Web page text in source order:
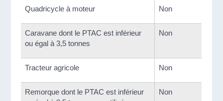
Quadricycle à moteur Non
Caravane dont le PTAC est inférieur
ou égal à 3,5 tonnes
Non
Tracteur agricole Non
Remorque dont le PTAC est inférieur
Non